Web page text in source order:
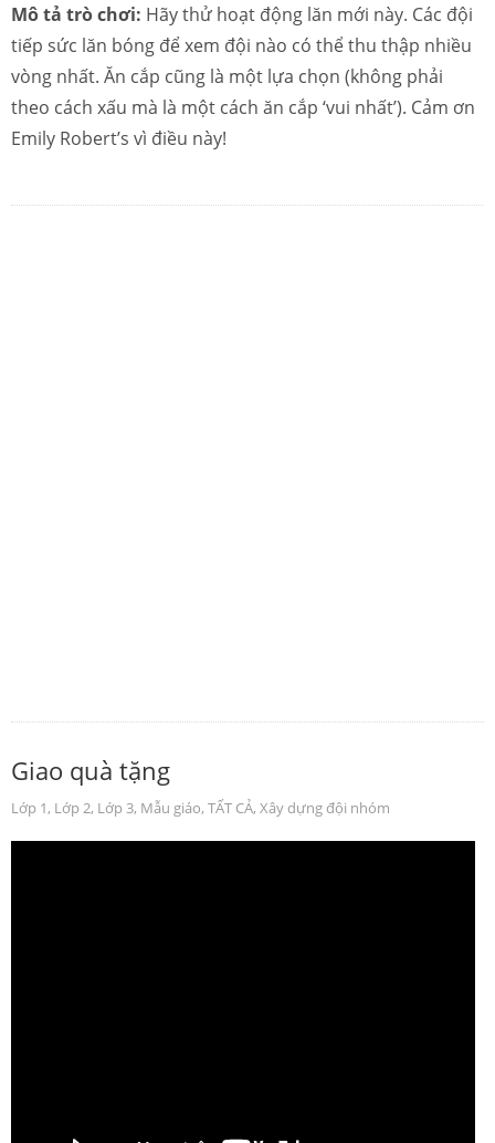
Mô tả trò chơi: Hãy thử hoạt động lăn mới này. Các đội
tiếp sức lăn bóng để xem đội nào có thể thu thập nhiều
vòng nhất. Ăn cắp cũng là một lựa chọn (không phải
theo cách xấu mà là một cách ăn cắp ‘vui nhất’). Cảm ơn
Emily Robert’s vì điều này!
Giao quà tặng
Lớp 1, Lớp 2, Lớp 3, Mẫu giáo, TẤT CẢ, Xây dựng đội nhóm